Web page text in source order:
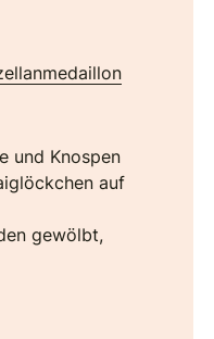
und Knospen
auf
gewölbt,